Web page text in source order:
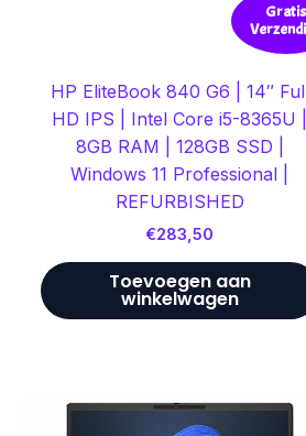
Gratis
HP EliteBook 840 G6 | 14″
HD IPS | Intel Core i5-8365U |
8GB RAM | 128GB SSD |
Windows 11 Professional |
REFURBISHED
€283,50
Toevoegen aan
winkelwagen